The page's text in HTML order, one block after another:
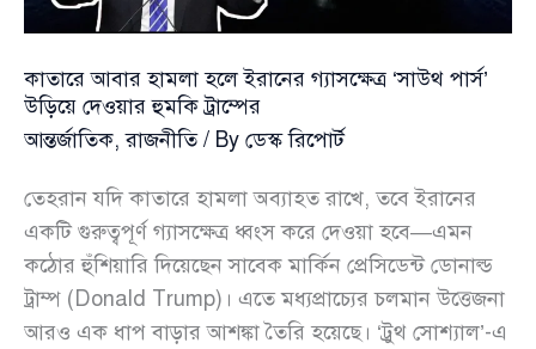
কাতারে আবার হামলা হলে ইরানের গ্যাসক্ষেত্র ‘সাউথ পার্স’
উড়িয়ে দেওয়ার হুমকি ট্রাম্পের
আন্তর্জাতিক,রাজনীতি/ By ডেস্ক রিপোর্ট
তেহরান যদি কাতারে হামলা অব্যাহত রাখে, তবে ইরানের
একটি গুরুত্বপূর্ণ গ্যাসক্ষেত্র ধ্বংস করে দেওয়া হবে—এমন
কঠোর হুঁশিয়ারি দিয়েছেন সাবেক মার্কিন প্রেসিডেন্ট ডোনাল্ড
ট্রাম্প (Donald Trump)। এতে মধ্যপ্রাচ্যের চলমান উত্তেজনা
আরও এক ধাপ বাড়ার আশঙ্কা তৈরি হয়েছে। ‘ট্রুথ সোশ্যাল’-এ